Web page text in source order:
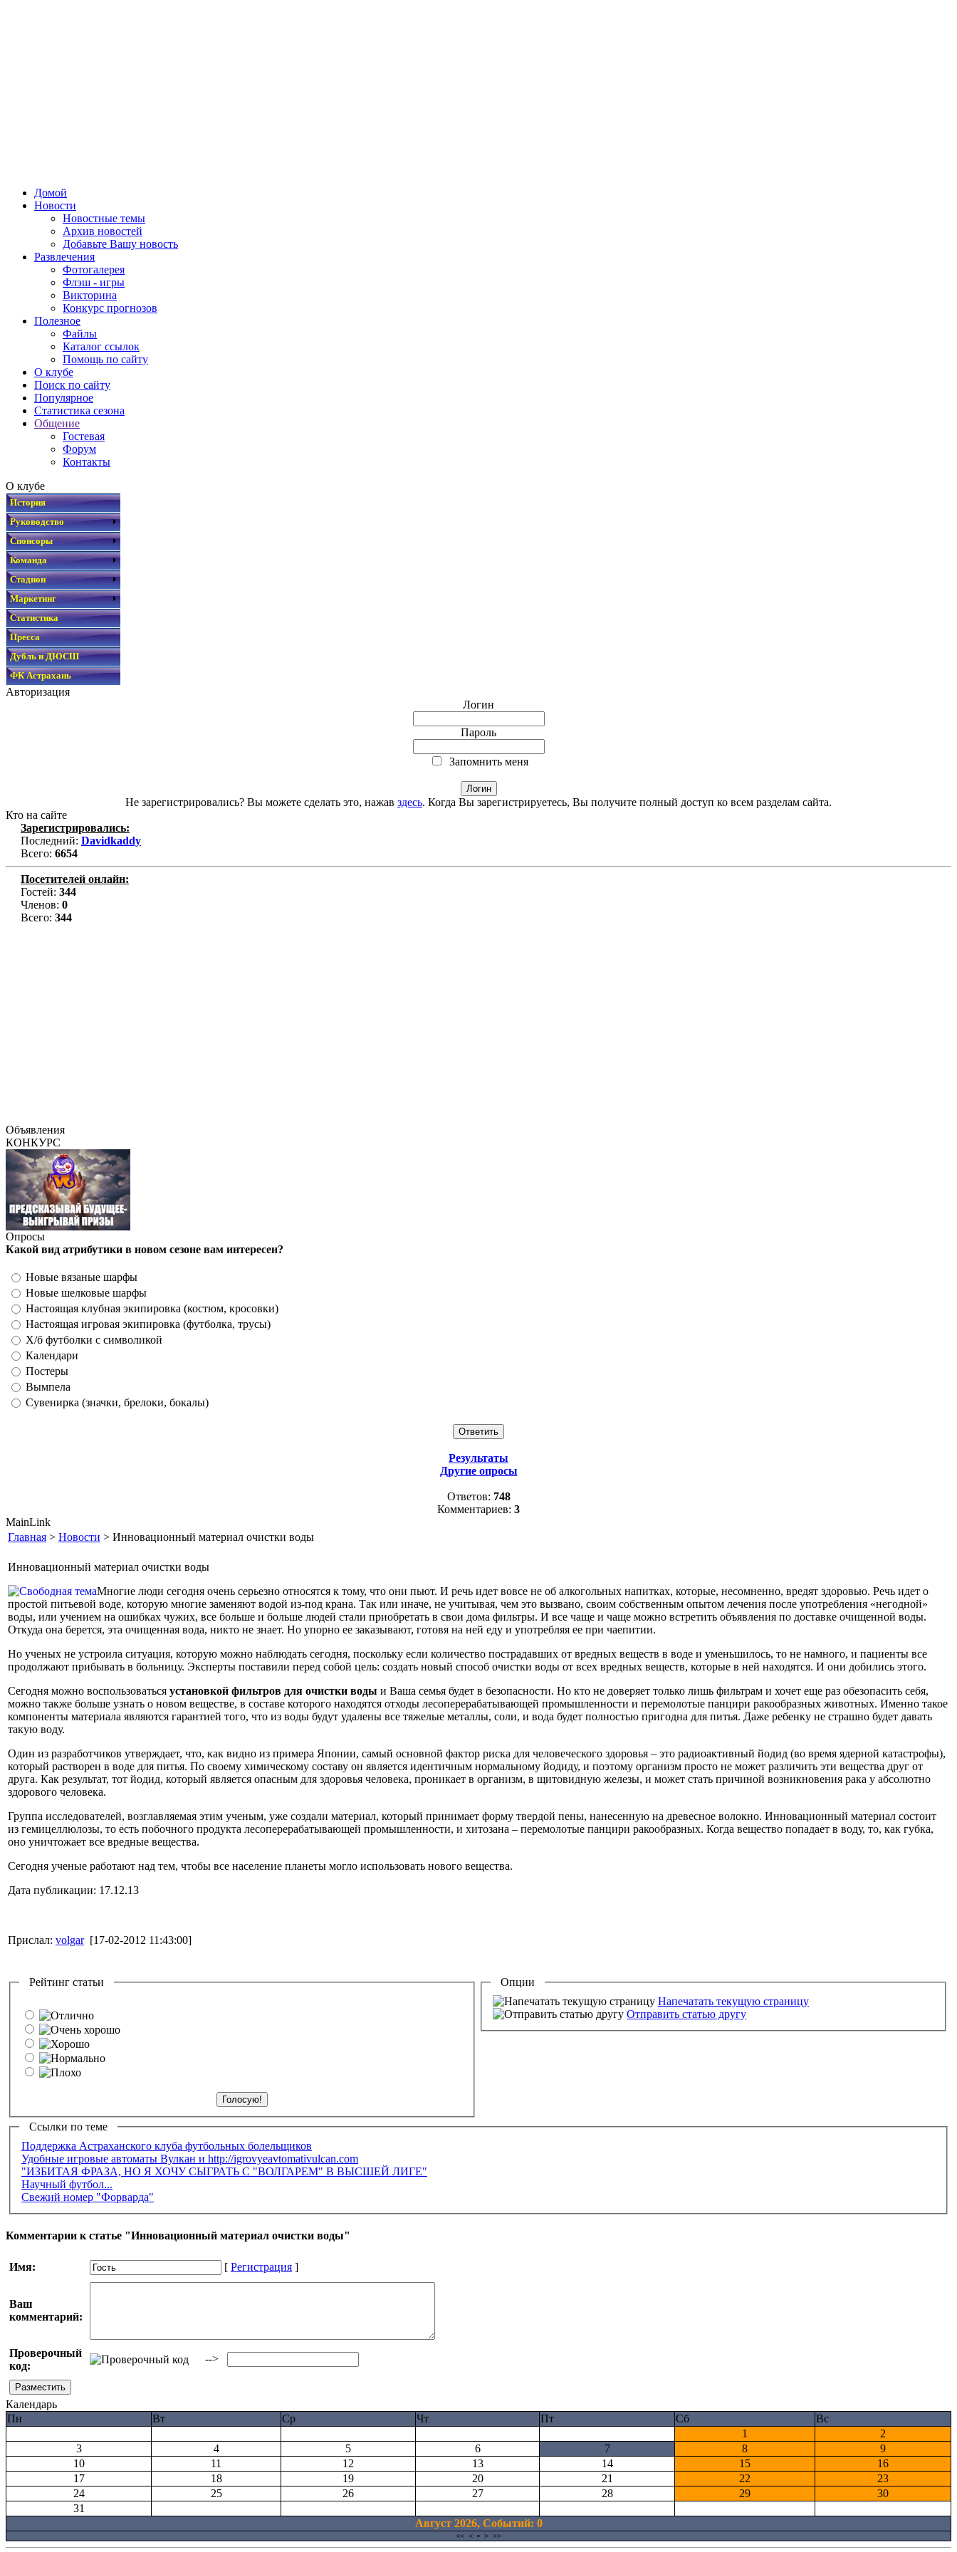
Домой
Новости
Новостные темы
Архив новостей
Добавьте Вашу новость
Развлечения
Фотогалерея
Флэш - игры
Викторина
Конкурс прогнозов
Полезное
Файлы
Каталог ссылок
Помощь по сайту
О клубе
Поиск по сайту
Популярное
Статистика сезона
Общение
Гостевая
Форум
Контакты
О клубе
История
Руководство
Спонсоры
Команда
Стадион
Маркетинг
Статистика
Пресса
Дубль и ДЮСШ
ФК Астрахань
Авторизация
Логин
Пароль
Запомнить меня
Не зарегистрировались? Вы можете сделать это, нажав здесь. Когда Вы зарегистрируетесь, Вы получите полный доступ ко всем разделам сайта.
Кто на сайте
Зарегистрировались:
Последний: Davidkaddy
Всего: 6654
Посетителей онлайн:
Гостей: 344
Членов: 0
Всего: 344
Объявления
КОНКУРС
Опросы
Какой вид атрибутики в новом сезоне вам интересен?
Новые вязаные шарфы
Новые шелковые шарфы
Настоящая клубная экипировка (костюм, кросовки)
Настоящая игровая экипировка (футболка, трусы)
Х/б футболки с символикой
Календари
Постеры
Вымпела
Сувенирка (значки, брелоки, бокалы)
Результаты
Другие опросы
Ответов: 748
Комментариев: 3
MainLink
Главная > Новости > Инновационный материал очистки воды
Инновационный материал очистки воды
Многие люди сегодня очень серьезно относятся к тому, что они пьют. И речь идет вовсе не об алкогольных напитках, которые, несомненно, вредят здоровью. Речь идет о
простой питьевой воде, которую многие заменяют водой из-под крана. Так или иначе, не учитывая, чем это вызвано, своим собственным опытом лечения после употребления «негодной»
воды, или учением на ошибках чужих, все больше и больше людей стали приобретать в свои дома фильтры. И все чаще и чаще можно встретить объявления по доставке очищенной воды.
Откуда она берется, эта очищенная вода, никто не знает. Но упорно ее заказывают, готовя на ней еду и употребляя ее при чаепитии.
Но ученых не устроила ситуация, которую можно наблюдать сегодня, поскольку если количество пострадавших от вредных веществ в воде и уменьшилось, то не намного, и пациенты все
продолжают прибывать в больницу. Эксперты поставили перед собой цель: создать новый способ очистки воды от всех вредных веществ, которые в ней находятся. И они добились этого.
Сегодня можно воспользоваться установкой фильтров для очистки воды и Ваша семья будет в безопасности. Но кто не доверяет только лишь фильтрам и хочет еще раз обезопасить себя,
можно также больше узнать о новом веществе, в составе которого находятся отходы лесоперерабатывающей промышленности и перемолотые панцири ракообразных животных. Именно такое
компоненты материала являются гарантией того, что из воды будут удалены все тяжелые металлы, соли, и вода будет полностью пригодна для питья. Даже ребенку не страшно будет давать
такую воду.
Один из разработчиков утверждает, что, как видно из примера Японии, самый основной фактор риска для человеческого здоровья – это радиоактивный йодид (во время ядерной катастрофы),
который растворен в воде для питья. По своему химическому составу он является идентичным нормальному йодиду, и поэтому организм просто не может различить эти вещества друг от
друга. Как результат, тот йодид, который является опасным для здоровья человека, проникает в организм, в щитовидную железы, и может стать причиной возникновения рака у абсолютно
здорового человека.
Группа исследователей, возглавляемая этим ученым, уже создали материал, который принимает форму твердой пены, нанесенную на древесное волокно. Инновационный материал состоит
из гемицеллюлозы, то есть побочного продукта лесоперерабатывающей промышленности, и хитозана – перемолотые панцири ракообразных. Когда вещество попадает в воду, то, как губка,
оно уничтожает все вредные вещества.
Сегодня ученые работают над тем, чтобы все население планеты могло использовать нового вещества.
Дата публикации: 17.12.13
Прислал: volgar [17-02-2012 11:43:00]
Рейтинг статьи
Опции
Напечатать текущую страницу
Отправить статью другу
Ссылки по теме
Поддержка Астраханского клуба футбольных болельщиков
Удобные игровые автоматы Вулкан и http://igrovyeavtomativulcan.com
"ИЗБИТАЯ ФРАЗА, НО Я ХОЧУ СЫГРАТЬ С "ВОЛГАРЕМ" В ВЫСШЕЙ ЛИГЕ"
Научный футбол...
Свежий номер "Форварда"
Комментарии к статье "Инновационный материал очистки воды"
Имя: [ Регистрация ]
Ваш
комментарий:
Проверочный
код:
-->
Календарь
Пн
Вт Ср Чт Пт Сб
Вс
1
2
3
4 5 6 7 8
9
10
11 12 13 14 15
16
17
18 19 20 21 22
23
24
25 26 27 28 29
30
31
Август 2026, Cобытий: 0
<< < • > >>